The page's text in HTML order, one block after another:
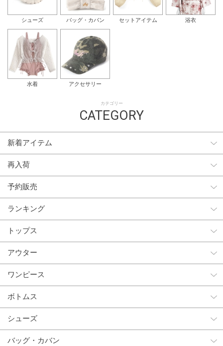
シューズ バッグ・カバン セットアイテム 浴衣
水着 アクセサリー
カテゴリー
CATEGORY
新着アイテム
再入荷
予約販売
ランキング
トップス
アウター
ワンピース
ボトムス
シューズ
バッグ・カバン